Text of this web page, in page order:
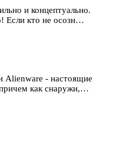
и концептуально.
Если кто не осозн…
Alienware - настоящие
причем как снаружи,…